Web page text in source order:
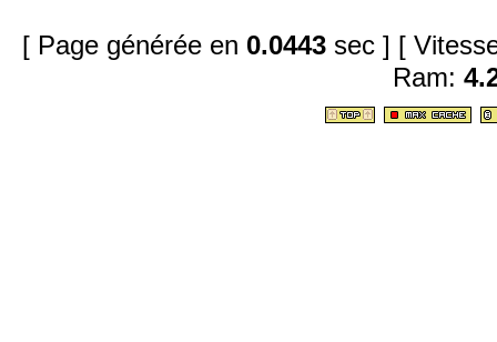
[ Page générée en 0.0443 sec ] [
Ram: